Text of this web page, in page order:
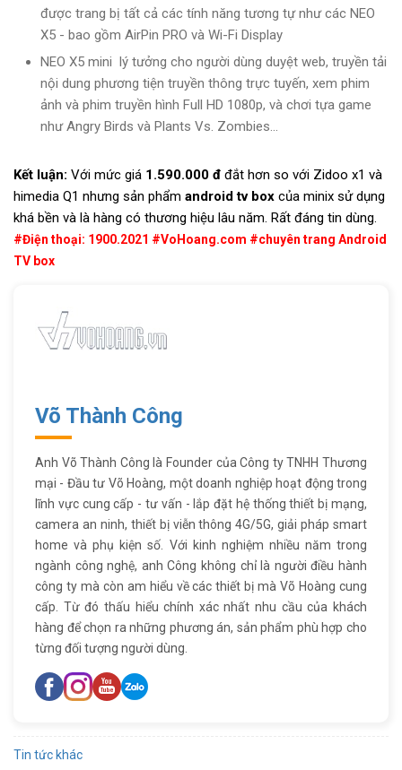
được trang bị tất cả các tính năng tương tự như các NEO
X5 - bao gồm AirPin PRO và Wi-Fi Display
NEO X5 mini lý tưởng cho người dùng duyệt web, truyền tải
nội dung phương tiện truyền thông trực tuyến, xem phim
ảnh và phim truyền hình Full HD 1080p, và chơi tựa game
như Angry Birds và Plants Vs. Zombies...
Kết luận: Với mức giá 1.590.000 đ đắt hơn so với Zidoo x1 và
himedia Q1 nhưng sản phẩm android tv box của minix sử dụng
khá bền và là hàng có thương hiệu lâu năm. Rất đáng tin dùng.
#Điện thoại: 1900.2021 #VoHoang.com #chuyên trang Android
TV box
Võ Thành Công
Anh Võ Thành Công là Founder của Công ty TNHH Thương
mại - Đầu tư Võ Hoàng, một doanh nghiệp hoạt động trong
lĩnh vực cung cấp - tư vấn - lắp đặt hệ thống thiết bị mạng,
camera an ninh, thiết bị viễn thông 4G/5G, giải pháp smart
home và phụ kiện số. Với kinh nghiệm nhiều năm trong
ngành công nghệ, anh Công không chỉ là người điều hành
công ty mà còn am hiểu về các thiết bị mà Võ Hoàng cung
cấp. Từ đó thấu hiểu chính xác nhất nhu cầu của khách
hàng để chọn ra những phương án, sản phẩm phù hợp cho
từng đối tượng người dùng.
Tin tức khác